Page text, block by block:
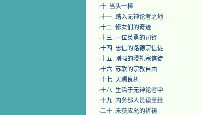
·十. 当头一棒
·十一. 踏入无神论者之地
·十二. 修女们的奇迹
·十三. 一位英勇的司铎
·十四. 忠信的路德宗信徒
·十五. 刚强的浸礼宗信徒
·十六. 苏联的宗教自由
·十七. 天赐良机
·十八. 生活于无神论者中
·十九. 内务部人员读圣经
·二十. 未获应允的祈祷